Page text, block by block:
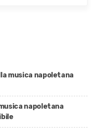
musica napoletana
napoletana